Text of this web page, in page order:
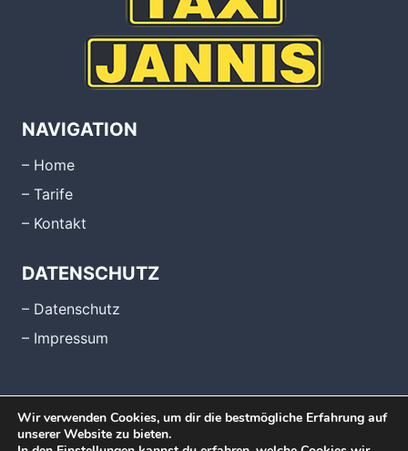
NAVIGATION
– Home
– Tarife
– Kontakt
DATENSCHUTZ
– Datenschutz
– Impressum
Wir verwenden Cookies, um dir die bestmögliche Erfahrung auf
unserer Website zu bieten.